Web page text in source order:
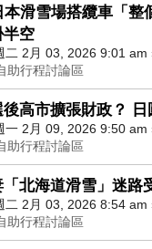
本滑雪場搭纜車「
半空
二 2月 03, 2026 9:01 am
助行程討論區
後高市擴張財政？ 日
一 2月 09, 2026 9:50 am
助行程討論區
「北海道滑雪」迷
二 2月 03, 2026 8:54 am
助行程討論區